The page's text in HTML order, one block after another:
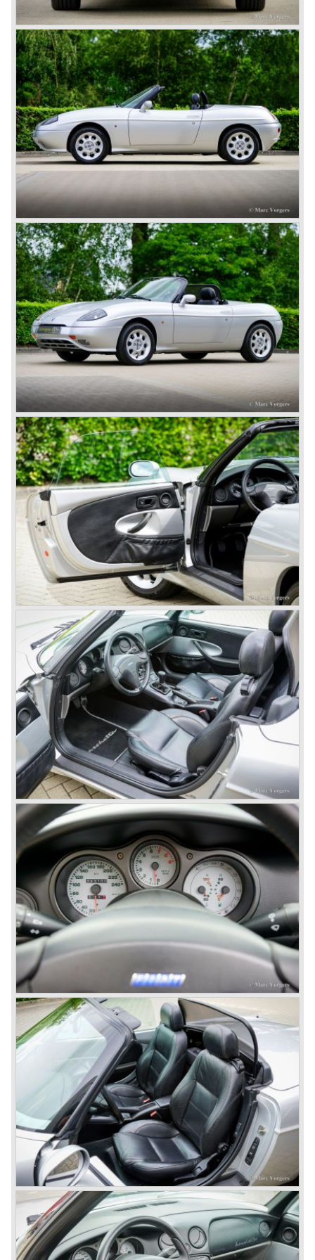
Barchetta is remembered as Fiat’s stylish attempt to
rekindle the classic spider tradition in the modern era.
Technical data*:
Engine: 4 cylinder inline engine DOHC 16V
cylinder capacity: 1.747 cc
induction: multipoint fuel injection, variable valve timing
capacity: 131 DIN PS (96 kW) at 6,300 rpm
torque: 164 Nm at 4,300 rpm
gearbox: 5-speed manual transmission
top-speed: 200 km/h (124 mph)
acceleration 0–60 mph: approx. 8.6–8.9 seconds
brakes: ventilated discs (front), solid discs (rear)
drive: front-wheel drive
weight: 1,060–1,135 kg (depending on version and
equipment)
*Source: Manufacturer data and period road tests (Fiat press
materials, Carfolio, Autocar archives.